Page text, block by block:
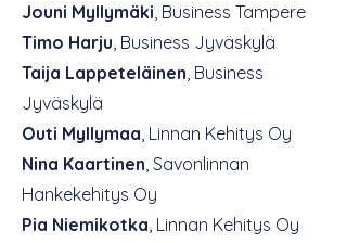
Jouni Myllymäki, Business Tampere
Timo Harju, Business Jyväskylä
Taija Lappeteläinen, Business
Jyväskylä
Outi Myllymaa, Linnan Kehitys Oy
Nina Kaartinen, Savonlinnan
Hankekehitys Oy
Pia Niemikotka, Linnan Kehitys Oy